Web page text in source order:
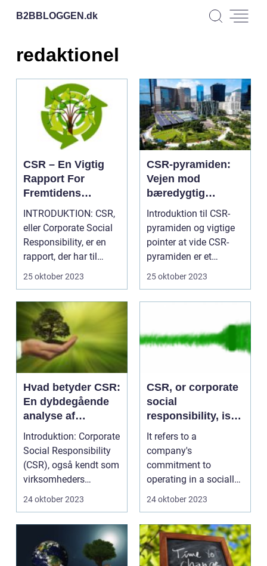
B2BBLOGGEN.dk
redaktionel
CSR – En Vigtig
Rapport For
Fremtidens
Virksomheder
INTRODUKTION: CSR,
eller Corporate Social
Responsibility, er en
rapport, der har til
formål at dokum...
25 oktober 2023
CSR-pyramiden:
Vejen mod
bæredygtig
virksomhedsadfær
Introduktion til CSR-
pyramiden og vigtige
pointer at vide CSR-
pyramiden er et
koncept, der har vund...
25 oktober 2023
Hvad betyder CSR:
En dybdegående
analyse af
virksomheders
samfundsansvar
Introduktion: Corporate
Social Responsibility
(CSR), også kendt som
virksomheders
samfundsansvar, er...
24 oktober 2023
CSR, or corporate
social
responsibility, is a
term that has
gained significant
importance in
recent years
It refers to a
company's
commitment to
operating in a socially
responsible manner,
24 oktober 2023